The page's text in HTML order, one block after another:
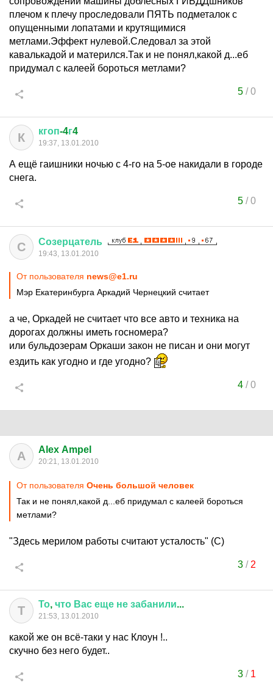
плечом к плечу проследовали ПЯТЬ подметалок с
опущенными лопатами и крутящимися
метлами.Эффект нулевой.Следовал за этой
кавалькадой и матерился.Так и не понял,какой д...еб
придумал с калеей бороться метлами?
5/0
К кгоп-4г4
19:37, 13.01.2010
А ещё гаишники ночью с 4-го на 5-ое накидали в городе
снега.
5/0
С Созерцатель
19:43, 13.01.2010
От пользователя news@e1.ru
Мэр Екатеринбурга Аркадий Чернецкий считает
а че, Оркадей не считает что все авто и техника на
дорогах должны иметь госномера?
или бульдозерам Оркаши закон не писан и они могут
ездить как угодно и где угодно?
4/0
A Alex Ampel
20:21, 13.01.2010
От пользователя Очень большой человек
Так и не понял,какой д...еб придумал с калеей бороться
метлами?
"Здесь мерилом работы считают усталость" (С)
3/ 2
Т То, что Вас еще не забанили...
21:53, 13.01.2010
какой же он всё-таки у нас Клоун !..
скучно без него будет..
3/ 1